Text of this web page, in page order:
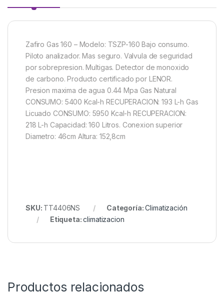
Zafiro Gas 160 – Modelo: TSZP-160 Bajo consumo.
Piloto analizador. Mas seguro. Valvula de seguridad
por sobrepresion. Multigas. Detector de monoxido
de carbono. Producto certificado por LENOR.
Presion maxima de agua 0.44 Mpa Gas Natural
CONSUMO: 5400 Kcal-h RECUPERACION: 193 L-h Gas
Licuado CONSUMO: 5950 Kcal-h RECUPERACION:
218 L-h Capacidad: 160 Litros. Conexion superior
Diametro: 46cm Altura: 152,8cm
SKU: TT4406NS Categoría:Climatización
Etiqueta:climatizacion
Productos relacionados